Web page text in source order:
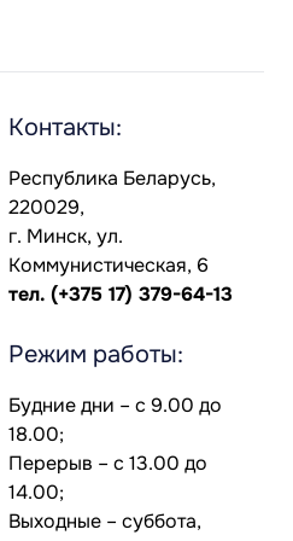
Контакты:
Республика Беларусь,
220029,
г. Минск, ул.
Коммунистическая, 6
тел. (+375 17) 379-64-13
Режим работы:
Будние дни – с 9.00 до
18.00;
Перерыв – с 13.00 до
14.00;
Выходные – суббота,